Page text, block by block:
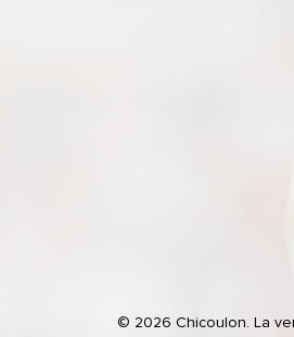
© 2026 Chicoulon. La